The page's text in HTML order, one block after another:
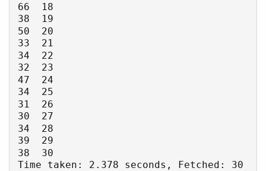
66  18
38  19
50  20
33  21
34  22
32  23
47  24
34  25
31  26
30  27
34  28
39  29
38  30
Time taken: 2.378 seconds, Fetched: 30